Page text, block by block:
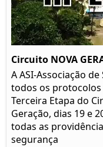
Circuito NOVA
A ASI-Associação
todos os protocolos
Terceira Etapa do
Geração, dias 19 e
todas as
segurança